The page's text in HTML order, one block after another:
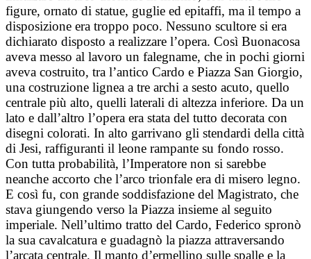
figure, ornato di statue, guglie ed epitaffi, ma il tempo a
disposizione era troppo poco. Nessuno scultore si era
dichiarato disposto a realizzare l’opera. Così Buonacosa
aveva messo al lavoro un falegname, che in pochi giorni
aveva costruito, tra l’antico Cardo e Piazza San Giorgio,
una costruzione lignea a tre archi a sesto acuto, quello
centrale più alto, quelli laterali di altezza inferiore. Da un
lato e dall’altro l’opera era stata del tutto decorata con
disegni colorati. In alto garrivano gli stendardi della città
di Jesi, raffiguranti il leone rampante su fondo rosso.
Con tutta probabilità, l’Imperatore non si sarebbe
neanche accorto che l’arco trionfale era di misero legno.
E così fu, con grande soddisfazione del Magistrato, che
stava giungendo verso la Piazza insieme al seguito
imperiale. Nell’ultimo tratto del Cardo, Federico spronò
la sua cavalcatura e guadagnò la piazza attraversando
l’arcata centrale. Il manto d’ermellino sulle spalle e la